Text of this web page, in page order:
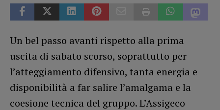
Un bel passo avanti rispetto alla prima
uscita di sabato scorso, soprattutto per
l’atteggiamento difensivo, tanta energia e
disponibilità a far salire l’amalgama e la
coesione tecnica del gruppo. L’Assigeco